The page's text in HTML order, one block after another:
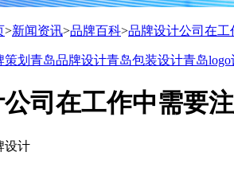
>新闻资讯>品牌百科>品牌设计公司在工
策划 青岛品牌设计青岛包装设计青岛logo
司在工作中需要
设计